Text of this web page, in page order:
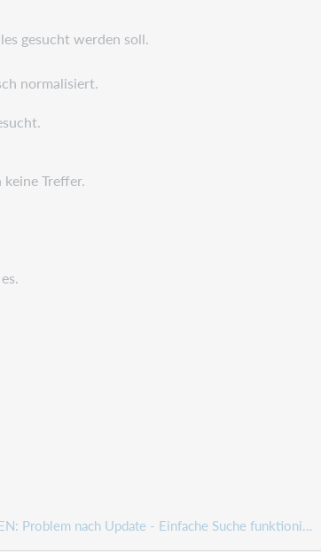
gesucht werden soll.
normalisiert.
Treffer.
OPEN: Problem nach Update - Einfache Suche funktioniert nicht mehr